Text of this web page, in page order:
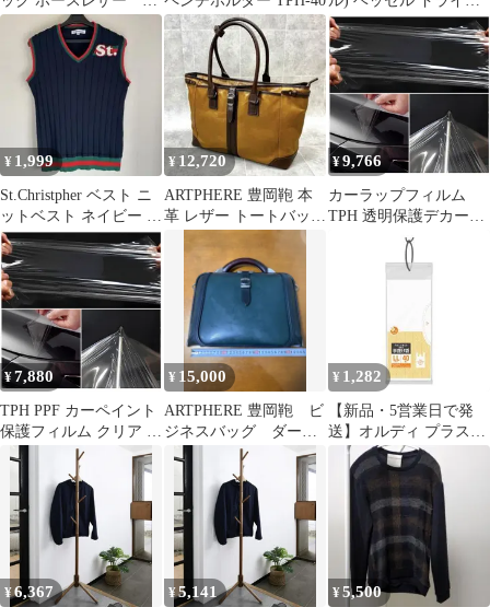
革 黒 ブラック
ー・ペンチホルダー 4
本差し 電ドラボールに
最適 TPH-40 1
¥ 1,999
St.Christpher ベスト ニ
ットベスト ネイビー 40
号 レディース
¥ 12,720
ARTPHERE 豊岡鞄 本
革 レザー トートバッグ
¥9,766
カーラップフィルム
TPH 透明保護デカール
傷防止 車用装飾
¥7,880
TPH PPF カーペイント
保護フィルム クリア 傷
防止 光沢タイプ 幅10〜
50cm 長さ1.52〜6m対応
¥ 15,000
ARTPHERE 豊岡鞄 ビ
ジネスバッグ ダーク
グリーン レザー ビジネ
¥ 1,282
【新品・5営業日で発
送】オルディ プラスプ
ラスネオ 手提げひも付
コンパクト LL／45号
乳白 40P PP-NTPHCLL-
¥6,367 ¥5,141 ¥5,500